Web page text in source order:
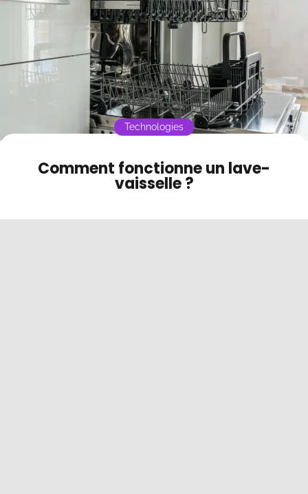
Contact
Mode sombre
Option silencieuse
Comment fonctionne un lave-
vaisselle ?
Technologies